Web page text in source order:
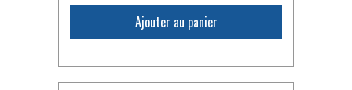
Ajouter au panier